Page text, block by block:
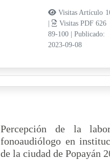
Visitas Artículo
Visitas PDF 626
89-100
Publicado:
2023-09-08
Percepción de la
fonoaudiólogo en
de la ciudad de Popayán